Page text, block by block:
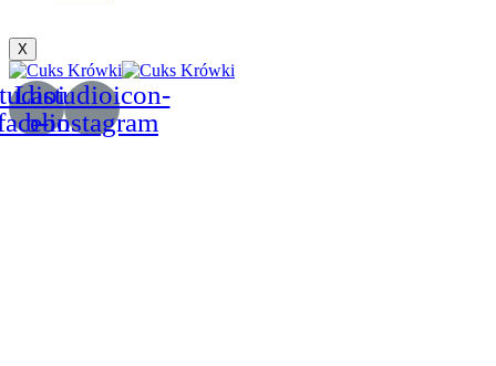
X
Lastudioicon-
b-instagram